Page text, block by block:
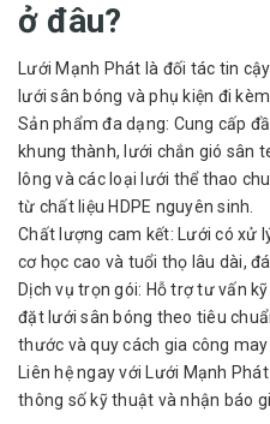
ở đâu?
Lưới Mạnh Phát là đối tác tin
lưới sân bóng và phụ kiện đi
Sản phẩm đa dạng: Cung cấp
khung thành, lưới chắn gió sân
lông và các loại lưới thể thao
từ chất liệu HDPE nguyên sinh.
Chất lượng cam kết: Lưới có xử
cơ học cao và tuổi thọ lâu dài,
Dịch vụ trọn gói: Hỗ trợ tư vấn
đặt lưới sân bóng theo tiêu
thước và quy cách gia công may
Liên hệ ngay với Lưới Mạnh
thông số kỹ thuật và nhận báo